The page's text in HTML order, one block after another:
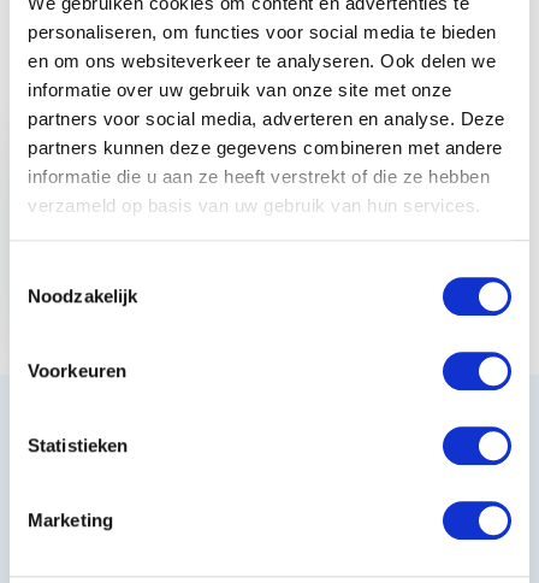
personaliseren, om functies voor social media te bieden
en om ons websiteverkeer te analyseren. Ook delen we
informatie over uw gebruik van onze site met onze
partners voor social media, adverteren en analyse. Deze
partners kunnen deze gegevens combineren met andere
informatie die u aan ze heeft verstrekt of die ze hebben
verzameld op basis van uw gebruik van hun services.
Noodzakelijk
Voorkeuren
Statistieken
Marketing
Recent bekeken
Golf trolleys
085 002 0715